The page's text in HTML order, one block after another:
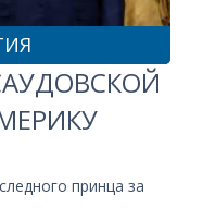
принца за